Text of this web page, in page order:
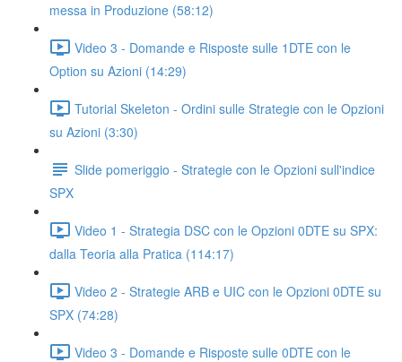
messa in Produzione (58:12)
Video 3 - Domande e Risposte sulle 1DTE con le
Option su Azioni (14:29)
Tutorial Skeleton - Ordini sulle Strategie con le Opzioni
su Azioni (3:30)
Slide pomeriggio - Strategie con le Opzioni sull'indice
SPX
Video 1 - Strategia DSC con le Opzioni 0DTE su SPX:
dalla Teoria alla Pratica (114:17)
Video 2 - Strategie ARB e UIC con le Opzioni 0DTE su
SPX (74:28)
Video 3 - Domande e Risposte sulle 0DTE con le